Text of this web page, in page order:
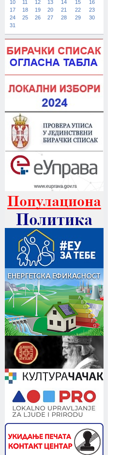
10
11 12 13 14 15
16
17
18 19 20 21 22
23
24
25 26 27 28 29
30
31